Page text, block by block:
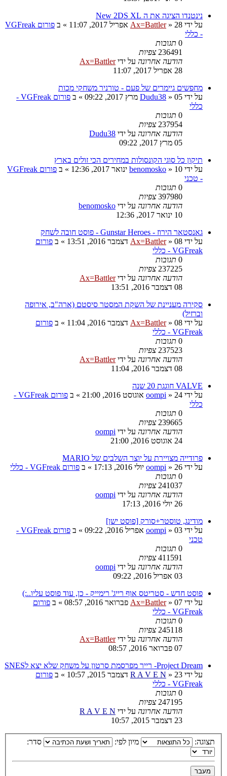
נינטנדו הציגה את ה New 2DS XL
על ידי
Ax=Battler» 28 אפריל 2017, 11:07 » ב
פורום VGFreak
- כללי
0 תגובות
236491 צפיות
הודעה אחרונה על ידיAx=Battler
28 אפריל 2017, 11:07
מחפשים גיימרים של פעם - טורניר משחקי מכות
על ידי
Dudu38 » 05 מרץ 2017, 09:22 » ב
פורום VGFreak -
כללי
0 תגובות
237954 צפיות
הודעה אחרונה על ידי Dudu38
05 מרץ 2017, 09:22
תיקון כל סוגי הקונסולות במחירים הכי זולים בארץ
על ידי
benomosko » 10 ינואר 2017, 12:36 » ב
פורום VGFreak
- טכני
0 תגובות
397980 צפיות
הודעה אחרונה על ידי benomosko
10 ינואר 2017, 12:36
גאנסטאר הירוז - Gunstar Heroes - פוסט חובה לשחק
על ידי
Ax=Battler» 08 דצמבר 2016, 13:51 » ב פורום
VGFreak - כללי
0 תגובות
237225 צפיות
הודעה אחרונה על ידיAx=Battler
08 דצמבר 2016, 13:51
סקירה מעניינת של השקת המסטר סיסטם (ארה"ב, אירופה
וברזיל)
על ידי
Ax=Battler» 08 דצמבר 2016, 11:04 » ב פורום
VGFreak - כללי
0 תגובות
237523 צפיות
הודעה אחרונה על ידיAx=Battler
08 דצמבר 2016, 11:04
VALVE חוגגת 20 שנה
על ידי
oompi » 24 אוגוסט 2016, 21:00 » ב
פורום VGFreak -
כללי
0 תגובות
239665 צפיות
הודעה אחרונה על ידי oompi
24 אוגוסט 2016, 21:00
פרודייה מצויירת על יוצר השלבים של MARIO
על ידי
oompi » 26 יולי 2016, 17:13 » ב פורום VGFreak - כללי
0 תגובות
241037 צפיות
הודעה אחרונה על ידי oompi
26 יולי 2016, 17:13
מודינג, טוסטר+סורק [פוסט ישן]
על ידי
oompi » 03 אפריל 2016, 09:22 » ב
פורום VGFreak -
טכני
0 תגובות
411591 צפיות
הודעה אחרונה על ידי oompi
03 אפריל 2016, 09:22
פוסט חדש - סטריטס אוף רייג' רימייק - כן, עוד פוסט עליו..:)
על ידי
Ax=Battler» 07 פברואר 2016, 08:57 » ב פורום
VGFreak - כללי
0 תגובות
245118 צפיות
הודעה אחרונה על ידיAx=Battler
07 פברואר 2016, 08:57
Project Dream- רייר מפרסמת סרטון על משחק שלא יצא לSNES
על ידי
R A V E N » 23 דצמבר 2015, 10:57 » ב פורום
VGFreak - כללי
0 תגובות
247195 צפיות
הודעה אחרונה על ידי R A V E N
23 דצמבר 2015, 10:57
תצוגה: מיון לפי: סדר: